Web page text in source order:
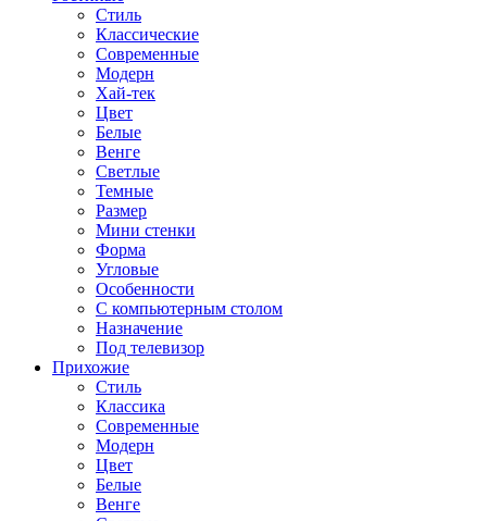
Стиль
Классические
Современные
Модерн
Хай-тек
Цвет
Белые
Венге
Светлые
Темные
Размер
Мини стенки
Форма
Угловые
Особенности
С компьютерным столом
Назначение
Под телевизор
Прихожие
Стиль
Классика
Современные
Модерн
Цвет
Белые
Венге